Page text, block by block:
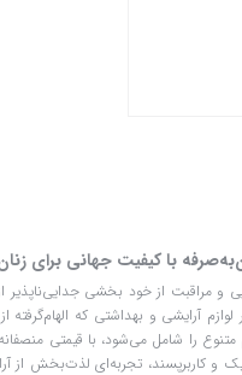
با کیفیت جهانی برای
و مراقبت از خود بخشی
لوازم آرایشی و بهداشتی که
را شامل می‌شود، با قیمتی
و کاربرپسند، تجربه‌ای لذت‌بخش از